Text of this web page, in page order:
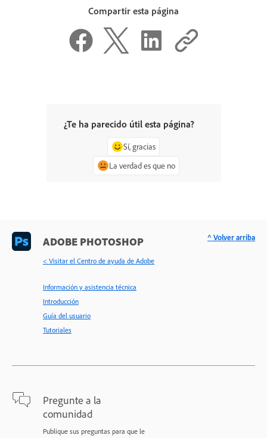
Compartir esta página
¿Te ha parecido útil esta página?
Sí, gracias
La verdad es que no
ADOBE PHOTOSHOP
< Visitar el Centro de ayuda de Adobe
Información y asistencia técnica
Introducción
Guía del usuario
Tutoriales
Pregunte a la
comunidad
Publique sus preguntas para que le
^ Volver arriba